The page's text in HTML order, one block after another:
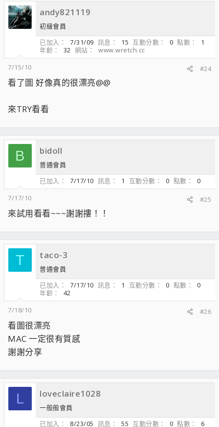
andy821119
初級會員
已加入
7/31/09 訊息 15 互動分數 0 點數
1
年齡
32 網站
www.wretch.cc
7/15/10
#24
看了圖 好像真的很漂亮@@
來TRY看看
B bidoll
普通會員
已加入
7/17/10 訊息 1 互動分數 0 點數
0
7/17/10
#25
來試用看看~~~謝謝摟！！
T taco-3
普通會員
已加入
7/17/10 訊息 1 互動分數 0 點數
0
年齡
42
7/18/10
#26
看圖很漂亮
MAC 一定很有質感
謝謝分享
L loveclaire1028
一般般會員
已加入
8/23/05 訊息 55 互動分數 0 點數 6